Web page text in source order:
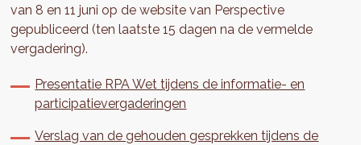
van 8 en 11 juni op de website van Perspective
gepubliceerd (ten laatste 15 dagen na de vermelde
vergadering).
Presentatie RPA Wet tijdens de informatie- en
participatievergaderingen
Verslag van de gehouden gesprekken tijdens de